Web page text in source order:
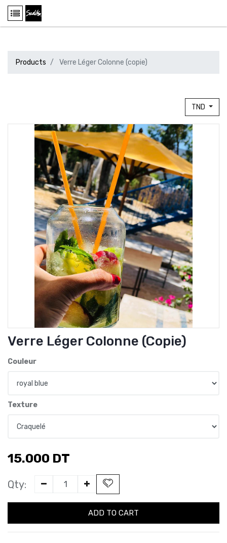
Products Verre Léger Colonne (copie)
TND
Verre Léger Colonne (copie)
Couleur
Texture
15.000 DT
Qty:
ADD TO CART